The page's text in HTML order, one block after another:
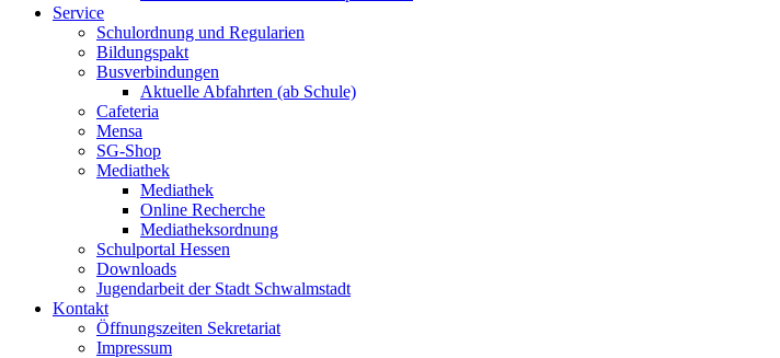
Service
Schulordnung und Regularien
Bildungspakt
Busverbindungen
Aktuelle Abfahrten (ab Schule)
Cafeteria
Mensa
SG-Shop
Mediathek
Mediathek
Online Recherche
Mediatheksordnung
Schulportal Hessen
Downloads
Jugendarbeit der Stadt Schwalmstadt
Kontakt
Öffnungszeiten Sekretariat
Impressum